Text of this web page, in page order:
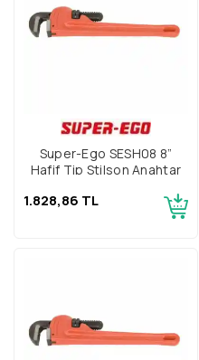
Super-Ego SESH08 8”
Hafif Tip Stilson Anahtar
1.828,86 TL